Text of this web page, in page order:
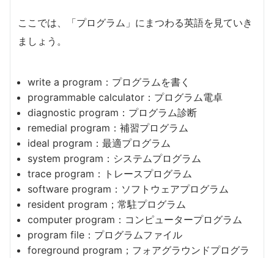
ここでは、「プログラム」にまつわる英語を見ていき
ましょう。
write a program：プログラムを書く
programmable calculator：プログラム電卓
diagnostic program：プログラム診断
remedial program：補習プログラム
ideal program：最適プログラム
system program：システムプログラム
trace program：トレースプログラム
software program：ソフトウェアプログラム
resident program；常駐プログラム
computer program：コンピュータープログラム
program file：プログラムファイル
foreground program；フォアグラウンドプログラ